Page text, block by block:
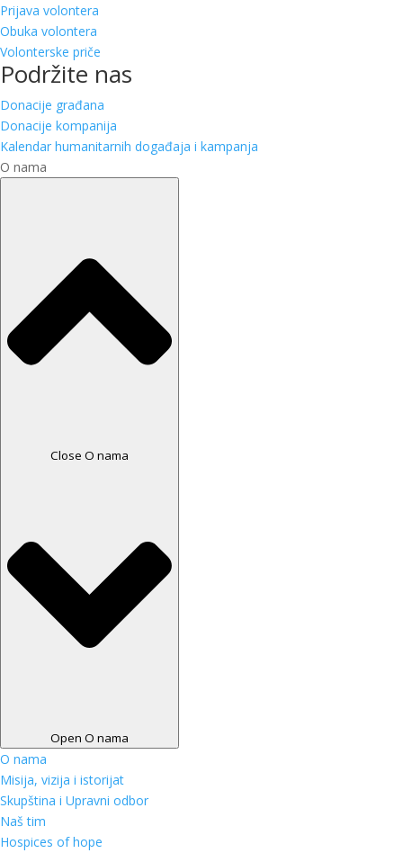
Prijava volontera
Obuka volontera
Volonterske priče
Podržite nas
Donacije građana
Donacije kompanija
Kalendar humanitarnih događaja i kampanja
O nama
Close O nama
Open O nama
O nama
Misija, vizija i istorijat
Skupština i Upravni odbor
Naš tim
Hospices of hope